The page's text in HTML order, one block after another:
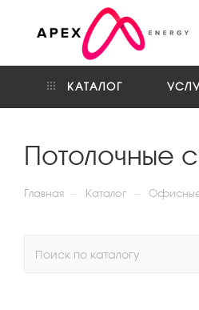
КАТАЛОГ
Потолочные
Главная — Каталог — Офисные